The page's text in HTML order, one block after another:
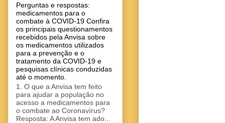
Perguntas e respostas:
medicamentos para o
combate à COVID-19 Confira
os principais questionamentos
recebidos pela Anvisa sobre
os medicamentos utilizados
para a prevenção e o
tratamento da COVID-19 e
pesquisas clínicas conduzidas
até o momento.
1. O que a Anvisa tem feito
para ajudar a população no
acesso a medicamentos para
o combate ao Coronavírus?
Resposta: A Anvisa tem ado...